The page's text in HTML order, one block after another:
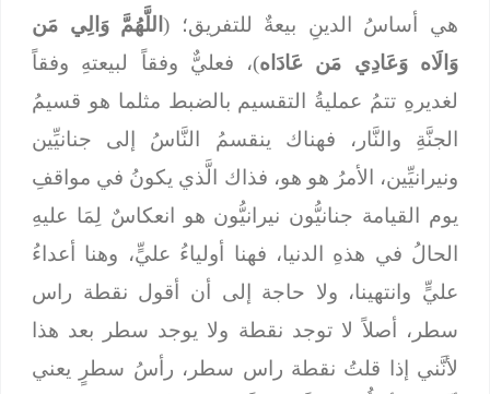
هي أساسُ الدينِ بيعةٌ للتفريق؛ ( اللَّهُمَّ وَالِي مَن
وَالَاه وَعَادِي مَن عَادَاه)، فعليٌّ وفقاً لبيعتهِ وفقاً
لغديرهِ تتمُ عمليةُ التقسيم بالضبط مثلما هو قسيمُ
الجنَّةِ والنَّار، فهناك ينقسمُ النَّاسُ إلى جنانيِّين
ونيرانيِّين، الأمرُ هو هو، فذاك الَّذي يكونُ في مواقفِ
يوم القيامة جنانيُّون نيرانيُّون هو انعكاسٌ لِمَا عليهِ
الحالُ في هذهِ الدنيا، فهنا أولياءُ عليٍّ، وهنا أعداءُ
عليٍّ وانتهينا، ولا حاجة إلى أن أقول نقطة راس
سطر، أصلاً لا توجد نقطة ولا يوجد سطر بعد هذا
لأنَّني إذا قلتُ نقطة راس سطر، رأسُ سطرٍ يعني